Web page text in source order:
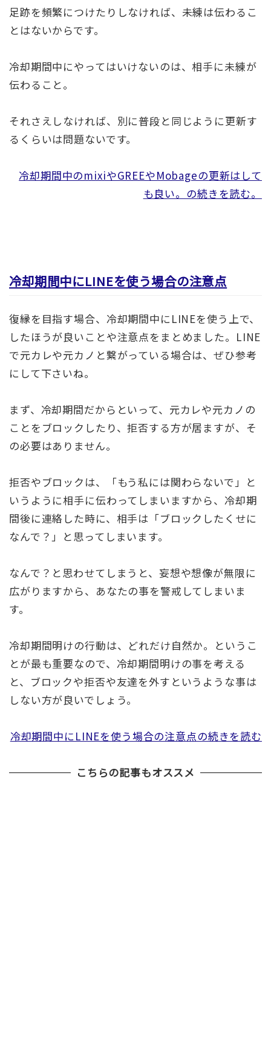
足跡を頻繁につけたりしなければ、未練は伝わるこ
とはないからです。
冷却期間中にやってはいけないのは、相手に未練が
伝わること。
それさえしなければ、別に普段と同じように更新す
るくらいは問題ないです。
冷却期間中のmixiやGREEやMobageの更新はして
も良い。の続きを読む。
冷却期間中にLINEを使う場合の注意点
復縁を目指す場合、冷却期間中にLINEを使う上で、
したほうが良いことや注意点をまとめました。LINE
で元カレや元カノと繋がっている場合は、ぜひ参考
にして下さいね。
まず、冷却期間だからといって、元カレや元カノの
ことをブロックしたり、拒否する方が居ますが、そ
の必要はありません。
拒否やブロックは、「もう私には関わらないで」と
いうように相手に伝わってしまいますから、冷却期
間後に連絡した時に、相手は「ブロックしたくせに
なんで？」と思ってしまいます。
なんで？と思わせてしまうと、妄想や想像が無限に
広がりますから、あなたの事を警戒してしまいま
す。
冷却期間明けの行動は、どれだけ自然か。というこ
とが最も重要なので、冷却期間明けの事を考える
と、ブロックや拒否や友達を外すというような事は
しない方が良いでしょう。
冷却期間中にLINEを使う場合の注意点の続きを読む
こちらの記事もオススメ